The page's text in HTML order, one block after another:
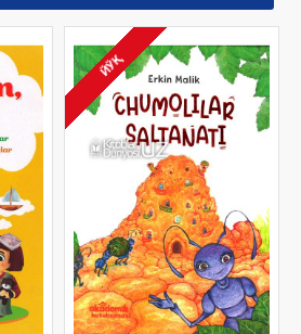
ЙЎҚ